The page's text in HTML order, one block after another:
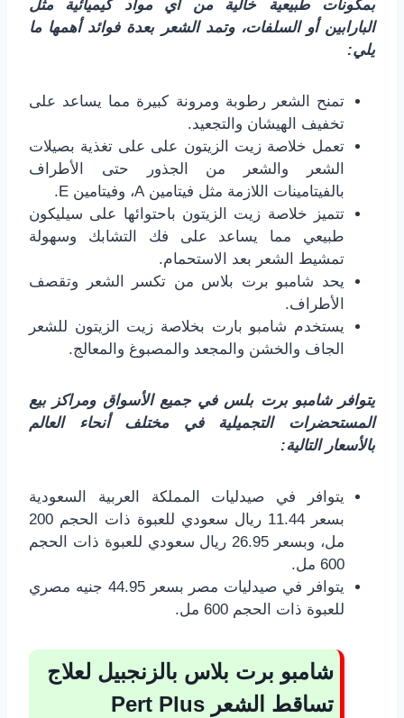
بمكونات طبيعية خالية من أي مواد كيميائية مثل
البارابين أو السلفات، وتمد الشعر بعدة فوائد أهمها ما
يلي:
تمنح الشعر رطوبة ومرونة كبيرة مما يساعد على
تخفيف الهيشان والتجعيد.
تعمل خلاصة زيت الزيتون على على تغذية بصيلات
الشعر والشعر من الجذور حتى الأطراف
بالفيتامينات اللازمة مثل فيتامين A، وفيتامين E.
تتميز خلاصة زيت الزيتون باحتوائها على سيليكون
طبيعي مما يساعد على فك التشابك وسهولة
تمشيط الشعر بعد الاستحمام.
يحد شامبو برت بلاس من تكسر الشعر وتقصف
الأطراف.
يستخدم شامبو بارت بخلاصة زيت الزيتون للشعر
الجاف والخشن والمجعد والمصبوغ والمعالج.
يتوافر شامبو برت بلس في جميع الأسواق ومراكز بيع
المستحضرات التجميلية في مختلف أنحاء العالم
بالأسعار التالية:
يتوافر في صيدليات المملكة العربية السعودية
بسعر 11.44 ريال سعودي للعبوة ذات الحجم 200
مل، وبسعر 26.95 ريال سعودي للعبوة ذات الحجم
600 مل.
يتوافر في صيدليات مصر بسعر 44.95 جنيه مصري
للعبوة ذات الحجم 600 مل.
شامبو برت بلاس بالزنجبيل لعلاج
تساقط الشعر Pert Plus